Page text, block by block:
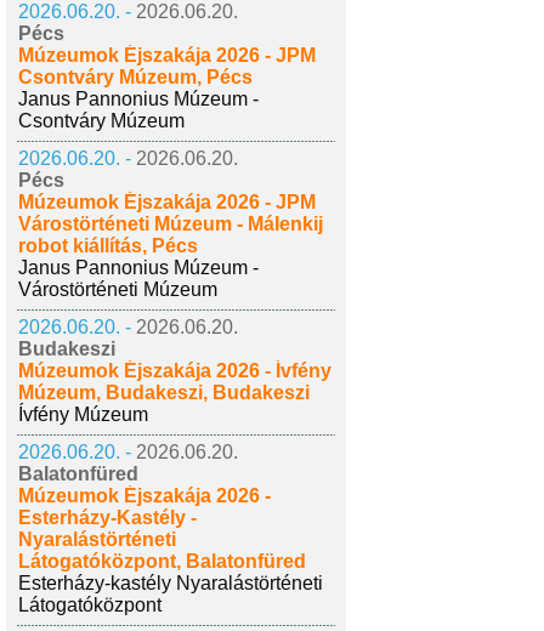
2026.06.20. - 2026.06.20.
Pécs
Múzeumok Éjszakája 2026 - JPM
Csontváry Múzeum, Pécs
Janus Pannonius Múzeum -
Csontváry Múzeum
2026.06.20. - 2026.06.20.
Pécs
Múzeumok Éjszakája 2026 - JPM
Várostörténeti Múzeum - Málenkij
robot kiállítás, Pécs
Janus Pannonius Múzeum -
Várostörténeti Múzeum
2026.06.20. - 2026.06.20.
Budakeszi
Múzeumok Éjszakája 2026 - Ívfény
Múzeum, Budakeszi, Budakeszi
Ívfény Múzeum
2026.06.20. - 2026.06.20.
Balatonfüred
Múzeumok Éjszakája 2026 -
Esterházy-Kastély -
Nyaralástörténeti
Látogatóközpont, Balatonfüred
Esterházy-kastély Nyaralástörténeti
Látogatóközpont